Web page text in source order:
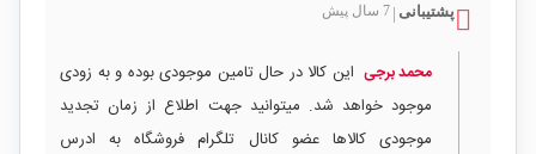
پشتیبانی 7 سال پیش
محمد برجی این کالا در حال تامین موجودی بوده و به زودی
موجود خواهد شد. میتوانید جهت اطلاع از زمان تجدید
موجودی کالاها عضو کانال تلگرام فروشگاه به ادرس